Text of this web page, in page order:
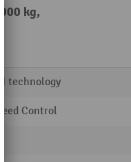
kg,
technology
Control